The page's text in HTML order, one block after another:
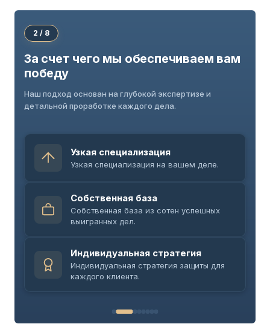
2 / 8
За счет чего мы обеспечиваем вам
победу
Наш подход основан на глубокой экспертизе и
детальной проработке каждого дела.
Узкая специализация
Узкая специализация на вашем деле.
Собственная база
Собственная база из сотен успешных
выигранных дел.
Индивидуальная стратегия
Индивидуальная стратегия защиты для
каждого клиента.